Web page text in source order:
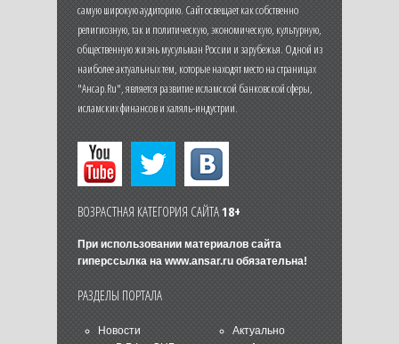
самую широкую аудиторию. Сайт освещает как собственно
религиозную, так и политическую, экономическую, культурную,
общественную жизнь мусульман России и зарубежья. Одной из
наиболее актуальных тем, которые находят место на страницах
"Ансар.Ru", является развитие исламской банковской сферы,
исламских финансов и халяль-индустрии.
ВОЗРАСТНАЯ КАТЕГОРИЯ САЙТА18+
При использовании материалов сайта
гиперссылка на www.ansar.ruобязательна!
РАЗДЕЛЫ ПОРТАЛА
Новости
Актуально